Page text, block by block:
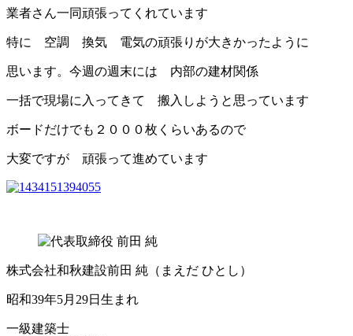
業者さん一同頑張ってくれています
特に 空調 換気 電気の頑張りが大きかったように
思います。今週の週末には 内部の建材関係
一括で現場に入ってきて 搬入しようと思っています
ボードだけでも２０００枚くらいあるので
大変ですが 頑張って進めています
株式会社和秋建設前田 純 （まえだ ひとし）
昭和39年5月29日生まれ
一級建築士